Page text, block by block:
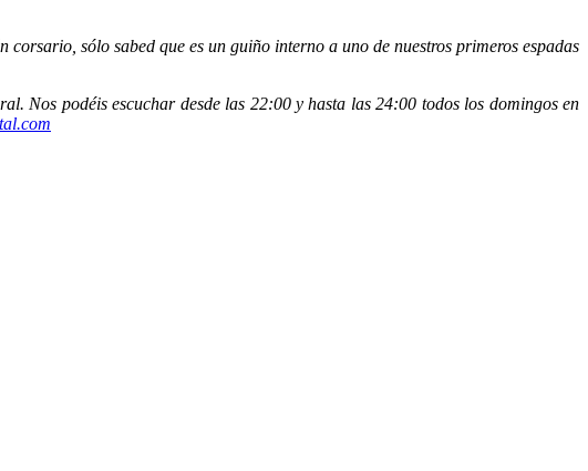
sólo sabed que es un guiño interno a uno de nuestros primeros espadas
Nos podéis escuchar desde las 22:00 y hasta las 24:00 todos los domingos en